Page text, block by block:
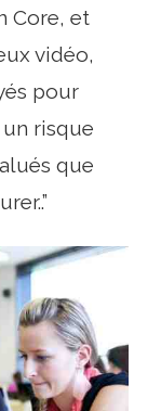
Core, et
vidéo,
pour
risque
que